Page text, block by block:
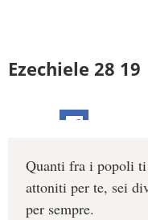
Ezechiele 28 19
Quanti fra i popoli ti
attoniti per te, sei
per sempre.